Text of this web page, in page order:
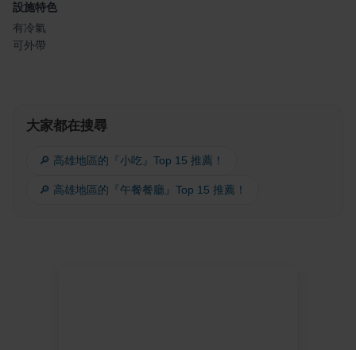
設施特色
有冷氣
可外帶
大家都在搜尋
🔎 高雄地區的『小吃』Top 15 推薦！
🔎 高雄地區的『午餐餐廳』Top 15 推薦！